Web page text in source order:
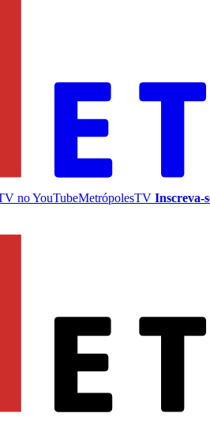
noYouTubeMetrópolesTV Inscreva-